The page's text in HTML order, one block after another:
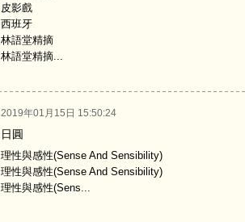
皮影戲
西班牙
林語堂精摘
林語堂精摘...
2019年01月15日 15:50:24
日圓
理性與感性(Sense And Sensibility)
理性與感性(Sense And Sensibility)
理性與感性(Sens...